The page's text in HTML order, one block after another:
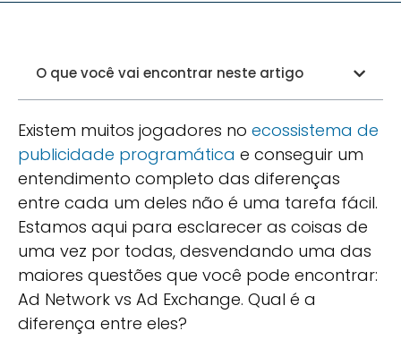
O que você vai encontrar neste artigo
Existem muitos jogadores no ecossistema de
publicidade programática e conseguir um
entendimento completo das diferenças
entre cada um deles não é uma tarefa fácil.
Estamos aqui para esclarecer as coisas de
uma vez por todas, desvendando uma das
maiores questões que você pode encontrar:
Ad Network vs Ad Exchange. Qual é a
diferença entre eles?